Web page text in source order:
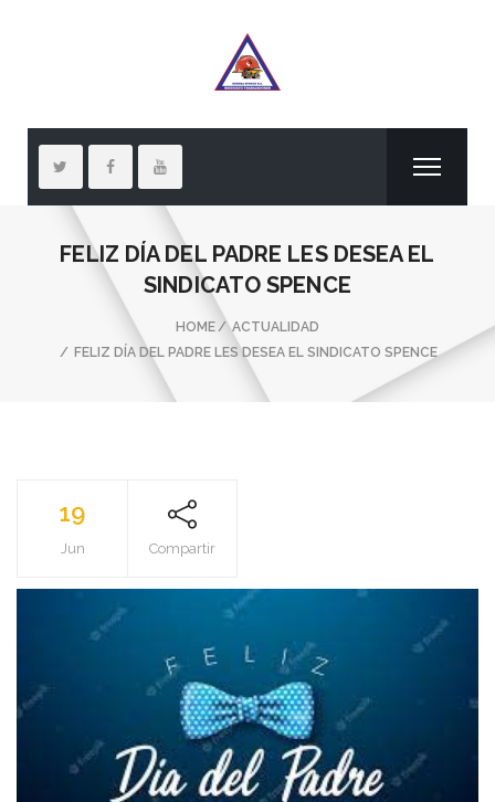
FELIZ DÍA DEL PADRE LES DESEA EL
SINDICATO SPENCE
HOME
ACTUALIDAD
FELIZ DÍA DEL PADRE LES DESEA EL SINDICATO SPENCE
19
Jun Compartir